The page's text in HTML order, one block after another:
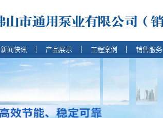
新闻快讯 产品展示 工程案例 销售服务